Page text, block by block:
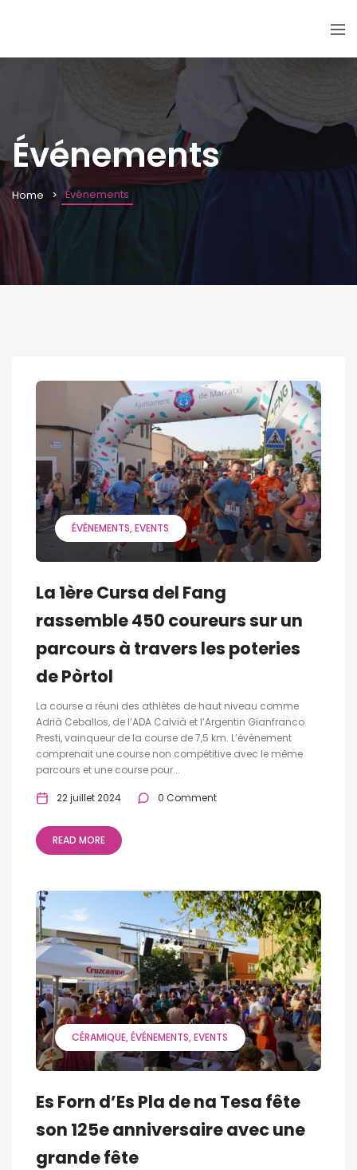
Événements
Home Événements
ÉVÉNEMENTS EVENTS
La 1ère Cursa del Fang
rassemble 450 coureurs sur un
parcours à travers les poteries
de Pòrtol
La course a réuni des athlètes de haut niveau comme
Adrià Ceballos, de l’ADA Calvià et l’Argentin Gianfranco
Presti, vainqueur de la course de 7,5 km. L’événement
comprenait une course non compétitive avec le même
parcours et une course pour...
22 juillet 2024 0 Comment
READ MORE
CÉRAMIQUE ÉVÉNEMENTS EVENTS
Es Forn d’Es Pla de na Tesa fête
son 125e anniversaire avec une
grande fête